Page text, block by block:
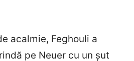
acalmie, Feghouli a
pe Neuer cu un șut